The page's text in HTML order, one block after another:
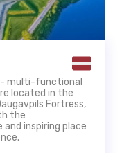
- multi-functional
located in the
Fortress,
the
inspiring place